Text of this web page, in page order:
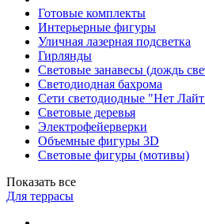
Готовые комплекты
Интерьерные фигуры
Уличная лазерная подсветка
Гирлянды
Световые занавесы (дождь
Светодиодная бахрома
Сети светодиодные "Нет
Световые деревья
Электрофейерверки
Объемные фигуры 3D
Световые фигуры (мотивы)
Показать все
Для террасы